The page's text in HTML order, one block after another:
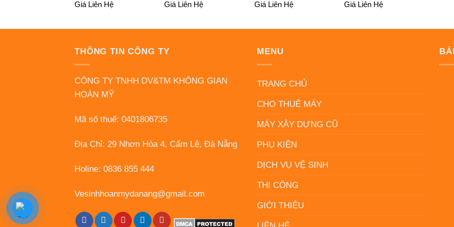
Giá Liên Hệ
Giá Liên Hệ
Giá Liên Hệ
Giá Liên Hệ
THÔNG TIN CÔNG TY
CÔNG TY TNHH DV&TM KHÔNG GIAN
HOÀN MỸ
Mã số thuế: 0401806735
Địa Chỉ: 29 Nhơn Hòa 4, Cẩm Lệ, Đà Nẵng
Holine: 0836 855 444
Vesinhhoanmydanang@gmail.com
MENU
TRANG CHỦ
CHO THUÊ MÁY
MÁY XÂY DỰNG CŨ
PHỤ KIỆN
DỊCH VỤ VỆ SINH
THI CÔNG
GIỚI THIỆU